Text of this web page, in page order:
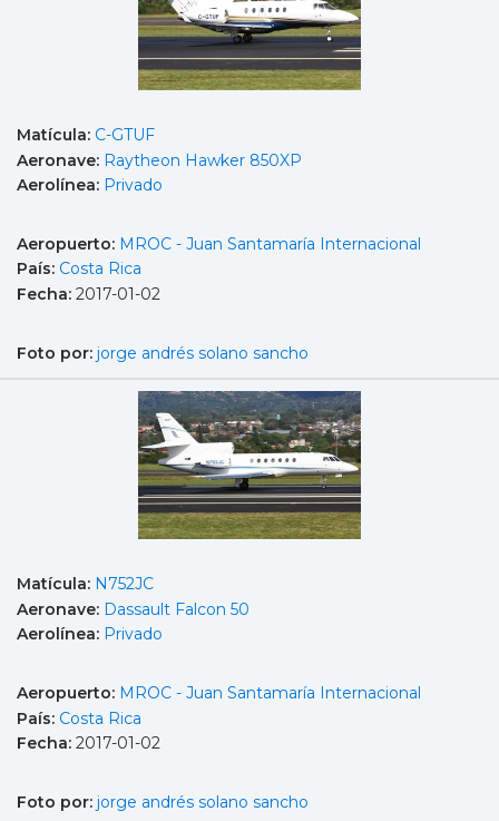
Matícula: C-GTUF
Aeronave: Raytheon Hawker 850XP
Aerolínea: Privado
Aeropuerto: MROC - Juan Santamaría Internacional
País: Costa Rica
Fecha: 2017-01-02
Foto por: jorge andrés solano sancho
Matícula: N752JC
Aeronave: Dassault Falcon 50
Aerolínea: Privado
Aeropuerto: MROC - Juan Santamaría Internacional
País: Costa Rica
Fecha: 2017-01-02
Foto por: jorge andrés solano sancho